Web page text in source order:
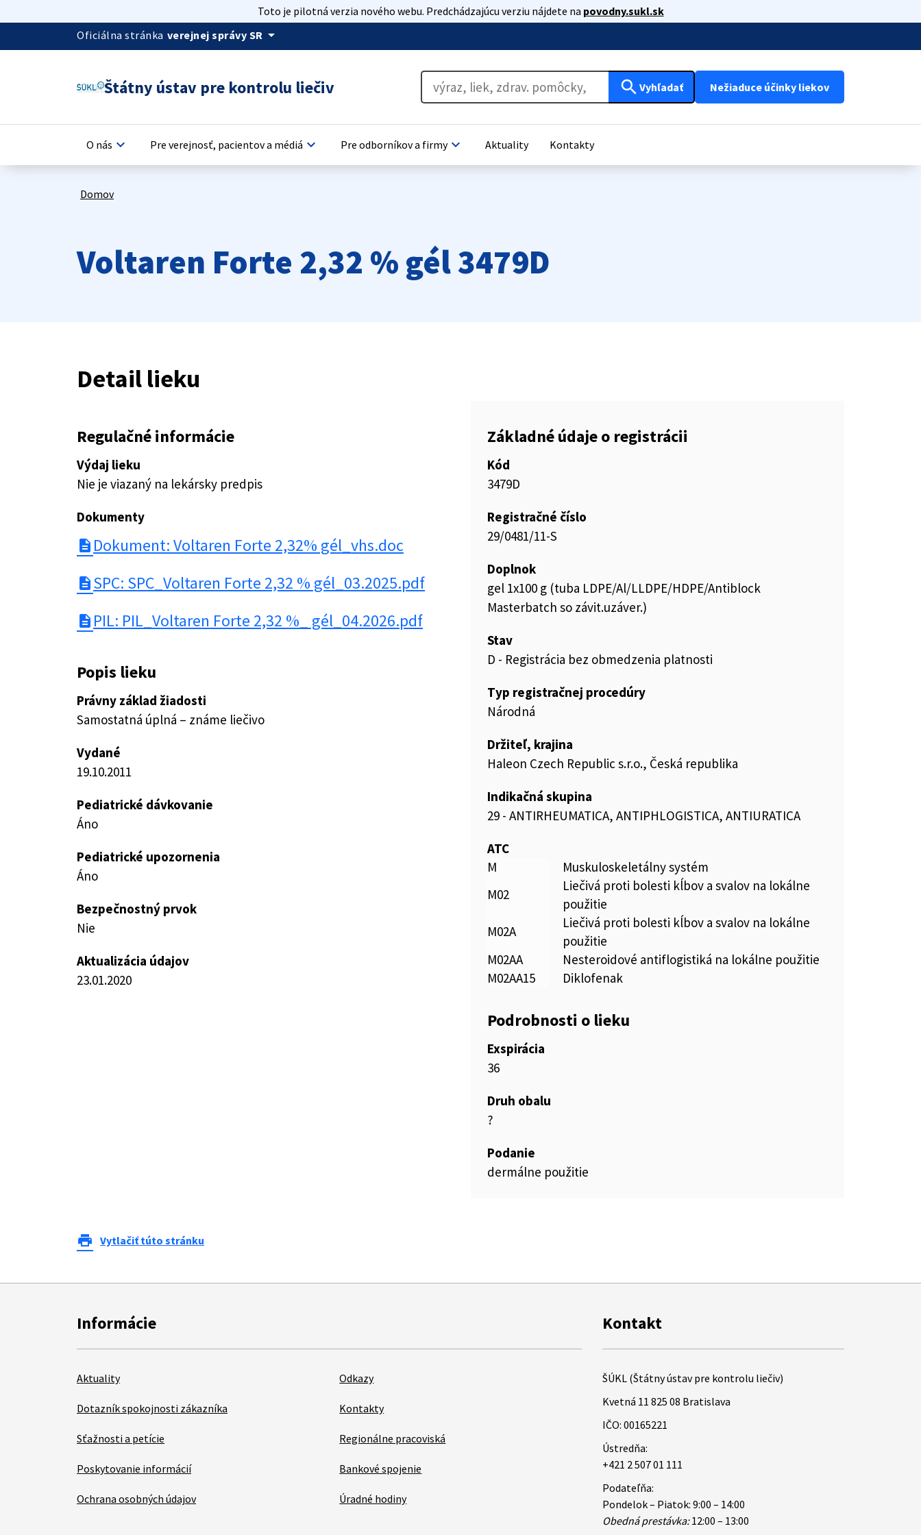
Toto je pilotná verzia nového webu. Predchádzajúcu verziu nájdete na povodny.sukl.sk
Oficiálna stránka verejnej správy SR arrow_drop_down
Štátny ústav pre kontrolu liečiv search Vyhľadať Nežiaduce účinky liekov
O nás keyboard_arrow_down Pre verejnosť, pacientov a médiá keyboard_arrow_down Pre odborníkov a firmykeyboard_arrow_down Aktuality Kontakty
Domov
Voltaren Forte 2,32 % gél 3479D
Detail lieku
Regulačné informácie
Výdaj lieku
Nie je viazaný na lekársky predpis
Dokumenty
description Dokument: Voltaren Forte 2,32% gél_vhs.doc
description SPC: SPC_Voltaren Forte 2,32 % gél_03.2025.pdf
description PIL: PIL_Voltaren Forte 2,32 %_ gél_04.2026.pdf
Popis lieku
Právny základ žiadosti
Samostatná úplná – známe liečivo
Vydané
19.10.2011
Pediatrické dávkovanie
Áno
Pediatrické upozornenia
Áno
Bezpečnostný prvok
Nie
Aktualizácia údajov
23.01.2020
Základné údaje o registrácii
Kód
3479D
Registračné číslo
29/0481/11-S
Doplnok
gel 1x100 g (tuba LDPE/Al/LLDPE/HDPE/Antiblock
Masterbatch so závit.uzáver.)
Stav
D - Registrácia bez obmedzenia platnosti
Typ registračnej procedúry
Národná
Držiteľ, krajina
Haleon Czech Republic s.r.o., Česká republika
Indikačná skupina
29 - ANTIRHEUMATICA, ANTIPHLOGISTICA, ANTIURATICA
ATC
M
Muskuloskeletálny systém
M02
Liečivá proti bolesti kĺbov a svalov na lokálne
použitie
M02A
Liečivá proti bolesti kĺbov a svalov na lokálne
použitie
M02AA
Nesteroidové antiflogistiká na lokálne použitie
M02AA15
Diklofenak
Podrobnosti o lieku
Exspirácia
36
Druh obalu
?
Podanie
dermálne použitie
print Vytlačiť túto stránku
Informácie
Aktuality
Dotazník spokojnosti zákazníka
Sťažnosti a petície
Poskytovanie informácií
Ochrana osobných údajov
Odkazy
Kontakty
Regionálne pracoviská
Bankové spojenie
Úradné hodiny
Kontakt
ŠÚKL (Štátny ústav pre kontrolu liečiv)
Kvetná 11 825 08 Bratislava
IČO: 00165221
Ústredňa:
+421 2 507 01 111
Podateľňa:
Pondelok – Piatok: 9:00 – 14:00
Obedná prestávka:12:00 – 13:00